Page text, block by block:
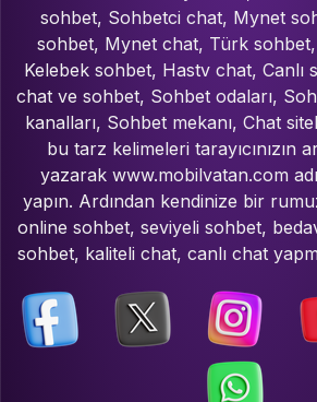
sohbet, Sohbetci chat, Mynet
sohbet, Mynet chat, Türk
Kelebek sohbet, Hastv chat, Canlı
chat ve sohbet, Sohbet odaları,
kanalları, Sohbet mekanı, Chat
bu tarz kelimeleri tarayıcınızın
yazarak www.mobilvatan.com
yapın. Ardından kendinize bir
online sohbet, seviyeli sohbet,
sohbet, kaliteli chat, canlı chat